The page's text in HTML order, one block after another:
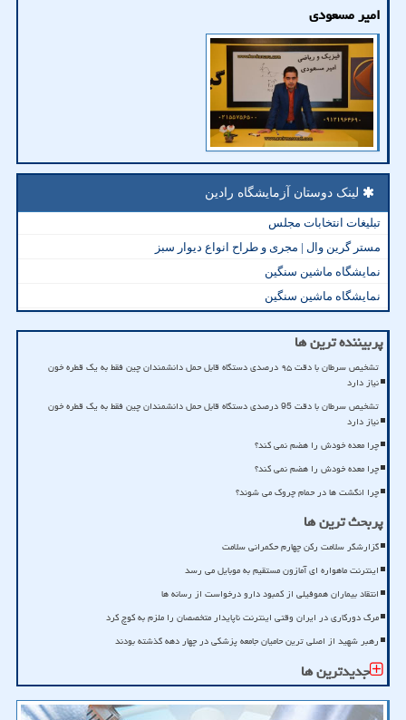
امیر مسعودی
لینک دوستان آزمایشگاه رادین
تبلیغات انتخابات مجلس
مستر گرین وال | مجری و طراح انواع دیوار سبز
نمایشگاه ماشین سنگین
نمایشگاه ماشین سنگین
پربیننده ترین ها
تشخیص سرطان با دقت ۹۵ درصدی دستگاه قابل حمل دانشمندان چین فقط به یک قطره خون
نیاز دارد
تشخیص سرطان با دقت 95 درصدی دستگاه قابل حمل دانشمندان چین فقط به یک قطره خون
نیاز دارد
چرا معده خودش را هضم نمی کند؟
چرا معده خودش را هضم نمی کند؟
چرا انگشت ها در حمام چروک می شوند؟
پربحث ترین ها
گزارشگر سلامت رکن چهارم حکمرانی سلامت
اینترنت ماهواره ای آمازون مستقیم به موبایل می رسد
انتقاد بیماران هموفیلی از کمبود دارو درخواست از رسانه ها
مرگ دورکاری در ایران وقتی اینترنت ناپایدار متخصصان را ملزم به کوچ کرد
رهبر شهید از اصلی ترین حامیان جامعه پزشکی در چهار دهه گذشته بودند
جدیدترین ها